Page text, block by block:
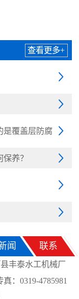
查看更多+



是覆盖层防腐

养？


闻 联系
丰泰水工机械厂
：0319-4785981